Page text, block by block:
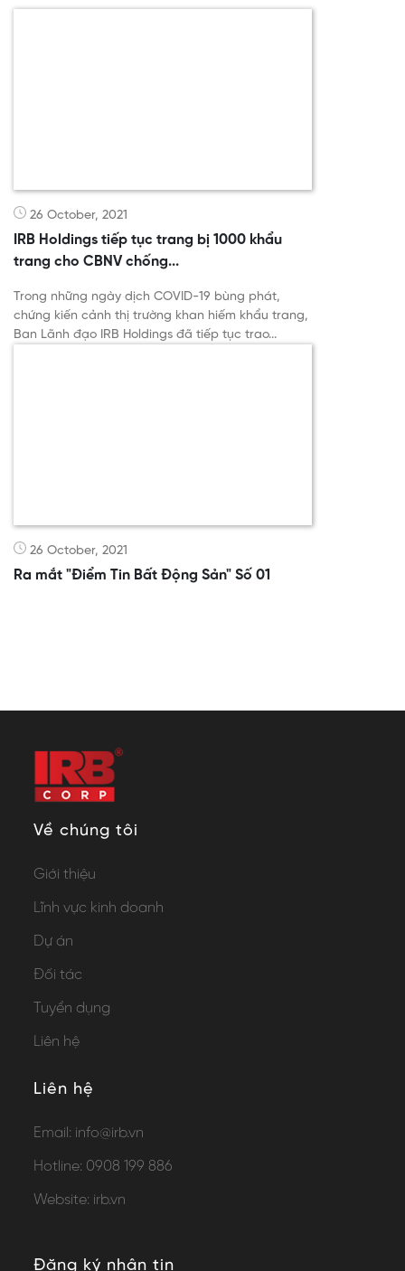
26 October, 2021
IRB Holdings tiếp tục trang bị 1000 khẩu
trang cho CBNV chống...
Trong những ngày dịch COVID-19 bùng phát,
chứng kiến cảnh thị trường khan hiếm khẩu trang,
Ban Lãnh đạo IRB Holdings đã tiếp tục trao...
26 October, 2021
Ra mắt "Điểm Tin Bất Động Sản" Số 01
Về chúng tôi
Giới thiệu
Lĩnh vực kinh doanh
Dự án
Đối tác
Tuyển dụng
Liên hệ
Liên hệ
Email: info@irb.vn
Hotline: 0908 199 886
Website: irb.vn
Đăng ký nhận tin